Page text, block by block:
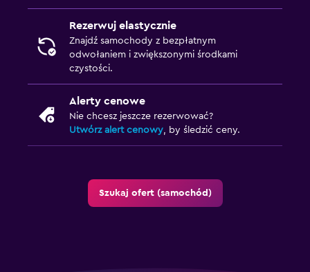
Rezerwuj elastycznie
Znajdź samochody z bezpłatnym
odwołaniem i zwiększonymi środkami
czystości.
Alerty cenowe
Nie chcesz jeszcze rezerwować?
Utwórz alert cenowy, by śledzić ceny.
Szukaj ofert (samochód)